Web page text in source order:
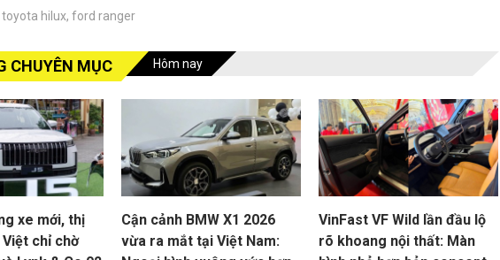
toyota hilux, ford ranger
CHUYÊN MỤC Hôm nay
xe mới, thị
chỉ chờ
Cận cảnh BMW X1 2026
vừa ra mắt tại Việt Nam:
VinFast VF Wild lần đầu lộ
rõ khoang nội thất: Màn